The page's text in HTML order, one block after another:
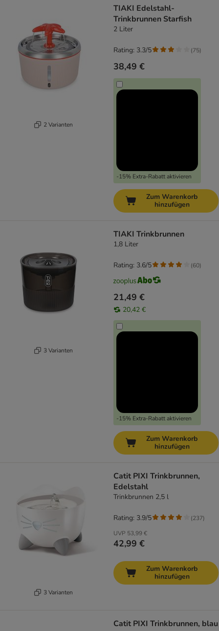
2 Varianten
TIAKI Edelstahl-
Trinkbrunnen Starfish
2 Liter
38,49 €
-15% Extra-Rabatt aktivieren
Rating: 3.3/5 (75)
Zum Warenkorb
hinzufügen
3 Varianten
TIAKI Trinkbrunnen
1,8 Liter
21,49 €
20,42 €
-15% Extra-Rabatt aktivieren
Rating: 3.6/5 (60)
Zum Warenkorb
hinzufügen
3 Varianten
Catit PIXI Trinkbrunnen,
Edelstahl
Trinkbrunnen 2,5 l
UVP 53,99 €
42,99 €
Rating: 3.9/5 (237)
Zum Warenkorb
hinzufügen
Catit PIXI Trinkbrunnen, blau